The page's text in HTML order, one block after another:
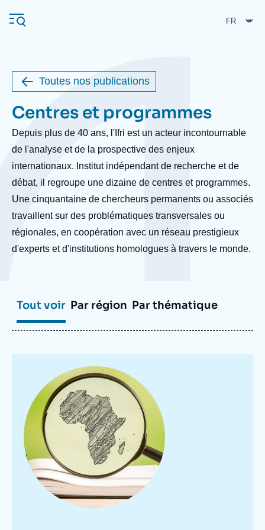
au
contenu
principale
L'Ifri
Analyses
Événements
Nous soutenir
À propos de l'Ifri
L'Ifri en bref
Recherches fréquentes
Proche-Orient
Toutes nos publications
Body
Centres et programmes
Depuis plus de 40 ans, l'Ifri est un acteur incontournable
de l'analyse et de la prospective des enjeux
internationaux. Institut indépendant de recherche et de
débat, il regroupe une dizaine de centres et programmes.
Une cinquantaine de chercheurs permanents ou associés
travaillent sur des problématiques transversales ou
régionales, en coopération avec un réseau prestigieux
d'experts et d'institutions homologues à travers le monde.
Tout voir Par région Par thématique
principale